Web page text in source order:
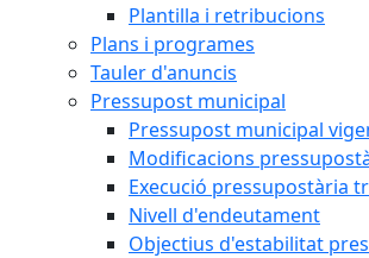
Plantilla i retribucions
Plans i programes
Tauler d'anuncis
Pressupost municipal
Pressupost municipal
Modificacions
Execució pressupostària
Nivell d'endeutament
Objectius d'estabilitat